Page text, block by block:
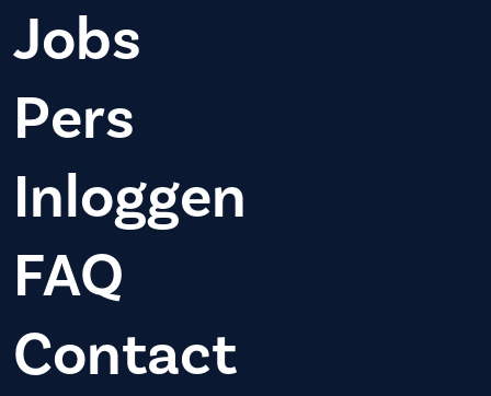
Jobs
Pers
Inloggen
FAQ
Contact